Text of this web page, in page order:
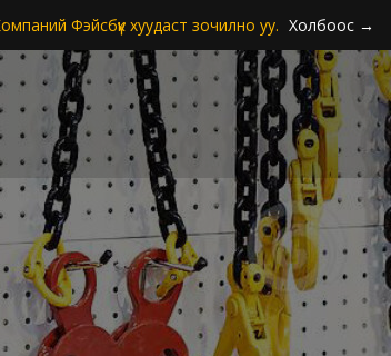
Компаний Фэйсбүүк хуудаст зочилно уу. Холбоос →